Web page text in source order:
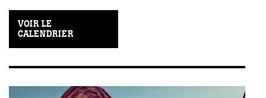
VOIR LE
CALENDRIER